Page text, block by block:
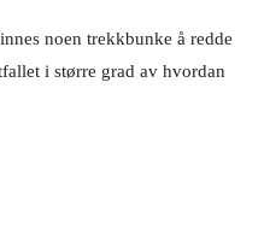
noen trekkbunke å redde
i større grad av hvordan